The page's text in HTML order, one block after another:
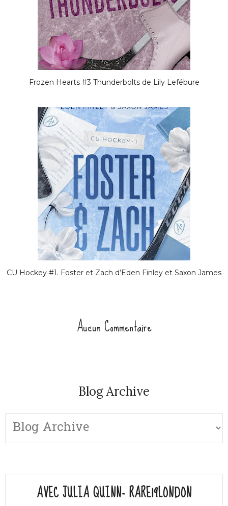
Frozen Hearts #3 Thunderbolts de Lily Lefébure
CU Hockey #1. Foster et Zach d’Eden Finley et Saxon James
Aucun Commentaire
Blog Archive
AVEC JULIA QUINN- RARE19LONDON